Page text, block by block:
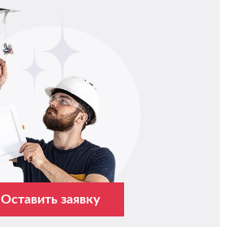
Оставить заявку